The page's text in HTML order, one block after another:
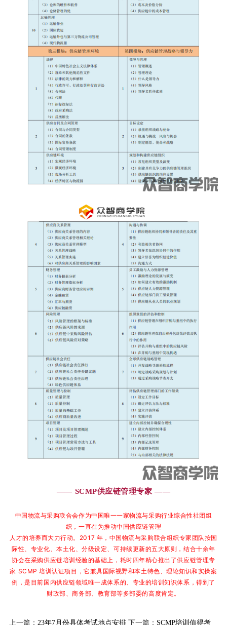
—— SCMP供应链管理专家 ——
中国物流与采购联合会作为中国唯一一家物流与采购行业综合性社团组
织，一直在为推动中国供应链管理
人才的培养而大力行动。2017 年，中国物流与采购联合组织专家团队按国
际性、专业化、本土化、分级设定、可持续更新的五大原则，结合十余年
协会在采购供应链培训经验的基础上，耗时四年精心推出了供应链管理专
家 SCMP 培训认证项目，它兼具国际视野和本土特色、理论知识和实操案
例，是目前国内供应链领域唯一成体系的、专业的培训知识体系，得到了
财政部、商务部、教育部等多部委的高度肯定。
上一篇： 23年7月份具体考试地点安排下一篇： SCMP培训值得考